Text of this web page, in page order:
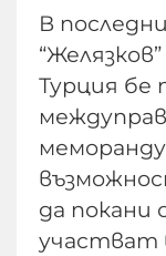
В
Турция бе
да покани
участват